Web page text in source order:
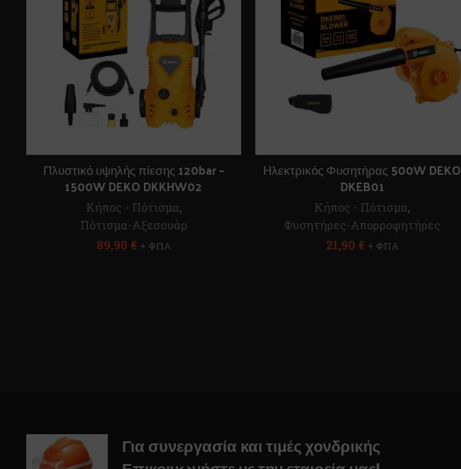
Πλυστικό υψηλής πίεσης 120bar –
1500W DEKO DKKHW02
Κήπος - Πότισμα,
Πότισμα-Αξεσουάρ
89,90 € + ΦΠΑ
Ηλεκτρικός Φυσητήρας 500W DEKO
DKEB01
Κήπος - Πότισμα,
Φυσητήρες-Απορροφητήρες
21,90 € + ΦΠΑ
Για συνεργασία και τιμές χονδρικής